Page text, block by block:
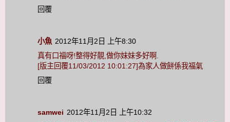
回覆
小魚 2012年11月2日 上午8:30
真有口福呀!整得好靚,做你妹妹多好啊.
[版主回覆11/03/2012 10:01:27]為家人做餅係我福氣
回覆
samwei 2012年11月2日 上午10:32